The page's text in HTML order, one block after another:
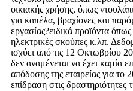
οικιακής χρήσης, όπως
για καπέλα, βραχίονες και
εργασίας?ειδικά προϊόντα
ηλεκτρικές σκούπες κ.λπ.
ισχύει από τις 12 Οκτωβρίου
δεν αναμένεται να έχει καμία
απόδοσης της εταιρείας για το
επίδραση στις δραστηριότητες